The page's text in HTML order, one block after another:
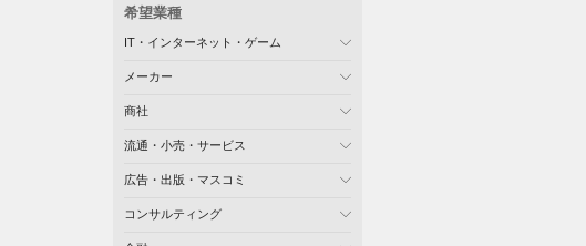
希望業種
IT・インターネット・ゲーム
メーカー
商社
流通・小売・サービス
広告・出版・マスコミ
コンサルティング